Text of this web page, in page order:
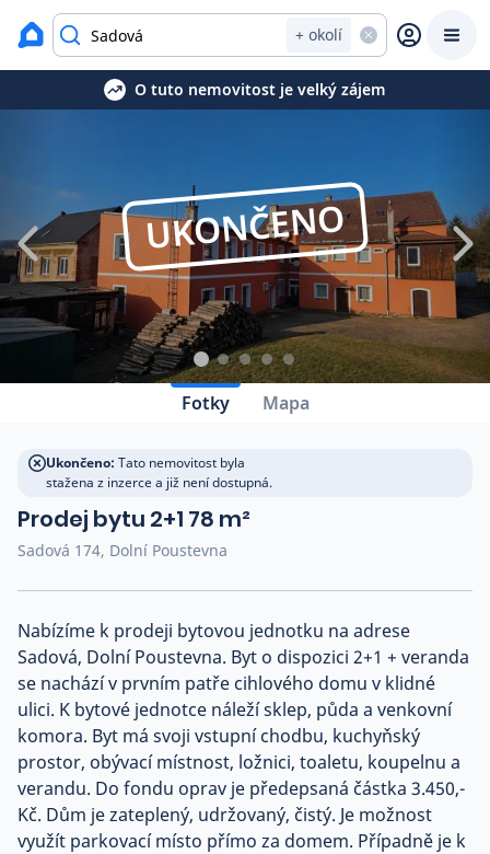
+ okolí
Prodat Koupit Ceny
Prodej s Reas.cz
Chytrý odhad ceny
Ceny prodaných nemovitostí
Okamžitý výkup
Co říkají naši zákazníci
O nás
Kariéra
Kontakt
Výpis nemovitostí Zavřít
O tuto nemovitost je velký zájem
UKONČENO
Fotky Mapa
Ukončeno: Tato nemovitost byla
stažena z inzerce a již není dostupná.
Prodej bytu 2+1 78 m²
Sadová 174, Dolní Poustevna
Nabízíme k prodeji bytovou jednotku na adrese
Sadová, Dolní Poustevna. Byt o dispozici 2+1 + veranda
se nachází v prvním patře cihlového domu v klidné
ulici. K bytové jednotce náleží sklep, půda a venkovní
komora. Byt má svoji vstupní chodbu, kuchyňský
prostor, obývací místnost, ložnici, toaletu, koupelnu a
verandu. Do fondu oprav je předepsaná částka 3.450,-
Kč. Dům je zateplený, udržovaný, čistý. Je možnost
využít parkovací místo přímo za domem. Případně je k